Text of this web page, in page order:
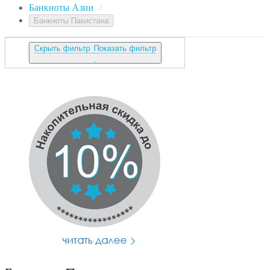
Банкноты Азии /
Банкноты Пакистана
Скрыть фильтр Показать фильтр